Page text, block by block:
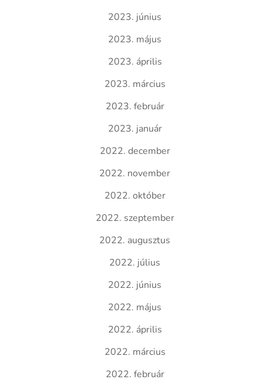
2023. június
2023. május
2023. április
2023. március
2023. február
2023. január
2022. december
2022. november
2022. október
2022. szeptember
2022. augusztus
2022. július
2022. június
2022. május
2022. április
2022. március
2022. február